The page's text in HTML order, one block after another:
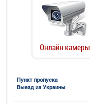
Онлайн камеры
Пункт пропуска
Выезд из Украины